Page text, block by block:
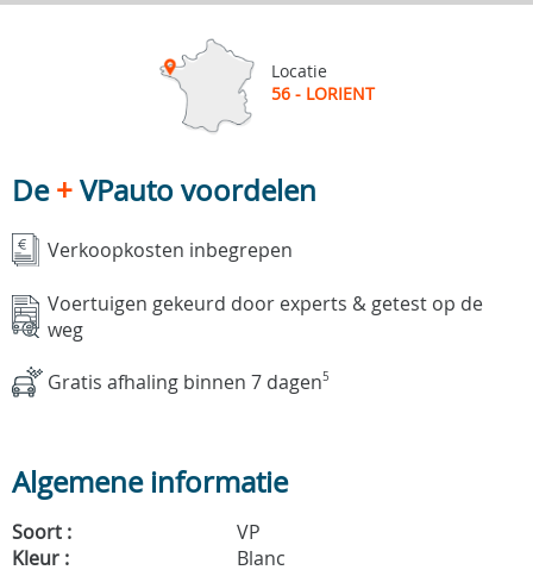
Locatie
56 - LORIENT
De+VPauto voordelen
Verkoopkosten inbegrepen
Voertuigen gekeurd door experts & getest op de
weg
Gratis afhaling binnen 7 dagen5
Algemene informatie
Soort :
VP
Kleur :
Blanc